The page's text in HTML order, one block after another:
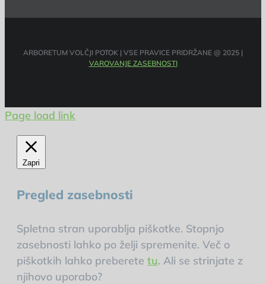
ARBORETUM VOLČJI POTOK | VSE PRAVICE PRIDRŽANE @ 2025 |
VAROVANJE ZASEBNOSTI
Page load link
Zapri
Pregled zasebnosti
Spletna stran uporablja piškotke. Stopnjo
zasebnosti lahko po želji spremenite. Več o
piškotkih lahko preberete tu. Ali se strinjate z
njihovo uporabo?